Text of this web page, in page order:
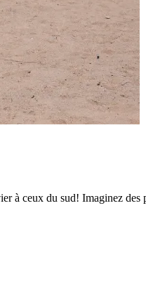
ceux du sud! Imaginez des